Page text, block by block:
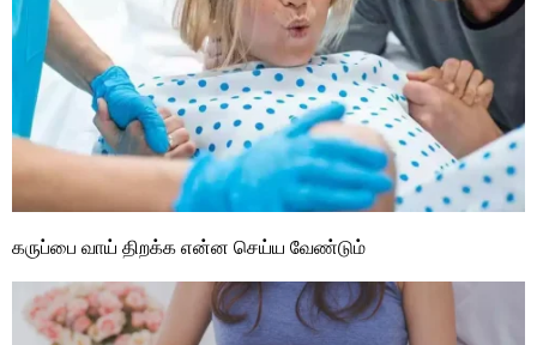
கருப்பை வாய் திறக்க என்ன செய்ய வேண்டும்